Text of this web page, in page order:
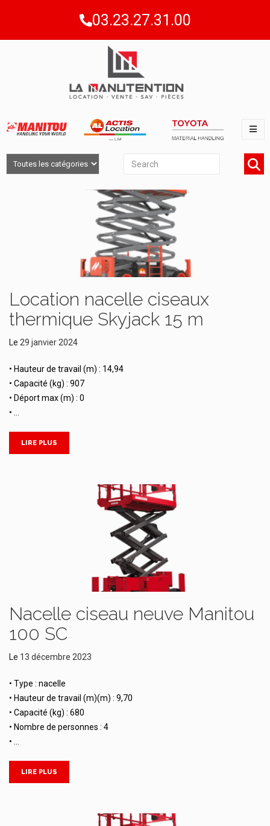
03.23.27.31.00
Location nacelle ciseaux
thermique Skyjack 15 m
Le 29 janvier 2024
• Hauteur de travail (m) : 14,94
• Capacité (kg) : 907
• Déport max (m) : 0
• …
LIRE PLUS
Nacelle ciseau neuve Manitou
100 SC
Le 13 décembre 2023
• Type : nacelle
• Hauteur de travail (m)(m) : 9,70
• Capacité (kg) : 680
• Nombre de personnes : 4
• …
LIRE PLUS